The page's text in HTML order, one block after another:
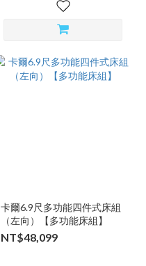
卡爾6.9尺多功能四件式床組
（左向）【多功能床組】
NT$48,099